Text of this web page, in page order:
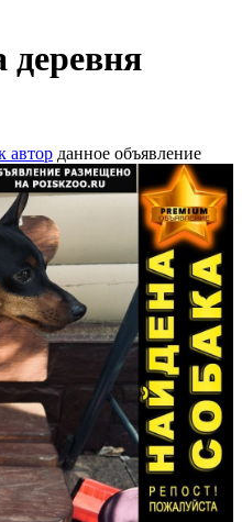
деревня
автор данное объявление